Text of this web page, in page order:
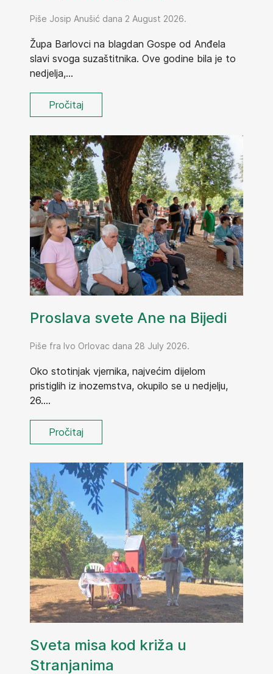
Piše Josip Anušić dana 2 August 2026.
Župa Barlovci na blagdan Gospe od Anđela
slavi svoga suzaštitnika. Ove godine bila je to
nedjelja,...
Pročitaj
Proslava svete Ane na Bijedi
Piše fra Ivo Orlovac dana 28 July 2026.
Oko stotinjak vjernika, najvećim dijelom
pristiglih iz inozemstva, okupilo se u nedjelju,
26....
Pročitaj
Sveta misa kod križa u
Stranjanima